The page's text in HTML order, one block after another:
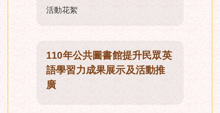
活動花絮
110年公共圖書館提升民眾英
語學習力成果展示及活動推
廣